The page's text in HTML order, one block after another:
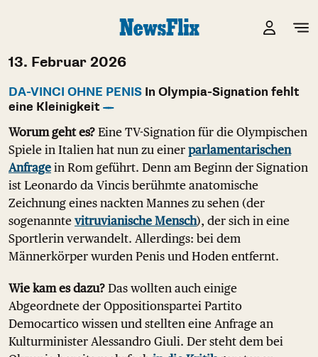
13. Februar 2026
DA-VINCI OHNE PENIS In Olympia-Signation fehlt
eine Kleinigkeit
Worum geht es? Eine TV-Signation für die Olympischen
Spiele in Italien hat nun zu einer parlamentarischen
Anfrage in Rom geführt. Denn am Beginn der Signation
ist Leonardo da Vincis berühmte anatomische
Zeichnung eines nackten Mannes zu sehen (der
sogenannte vitruvianische Mensch), der sich in eine
Sportlerin verwandelt. Allerdings: bei dem
Männerkörper wurden Penis und Hoden entfernt.
Wie kam es dazu? Das wollten auch einige
Abgeordnete der Oppositionspartei Partito
Democartico wissen und stellten eine Anfrage an
Kulturminister Alessandro Giuli. Der steht dem bei